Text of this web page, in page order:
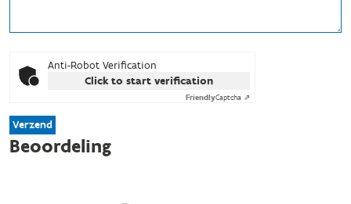
Anti-Robot Verification
Click to start verification
FriendlyCaptcha ⇗
Verzend
Beoordeling